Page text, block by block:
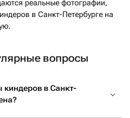
реальные фотографии,
в Санкт-Петербурге на
вопросы
в Санкт-